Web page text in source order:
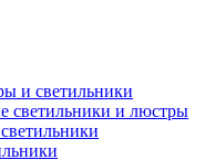
и светильники
светильники и люстры